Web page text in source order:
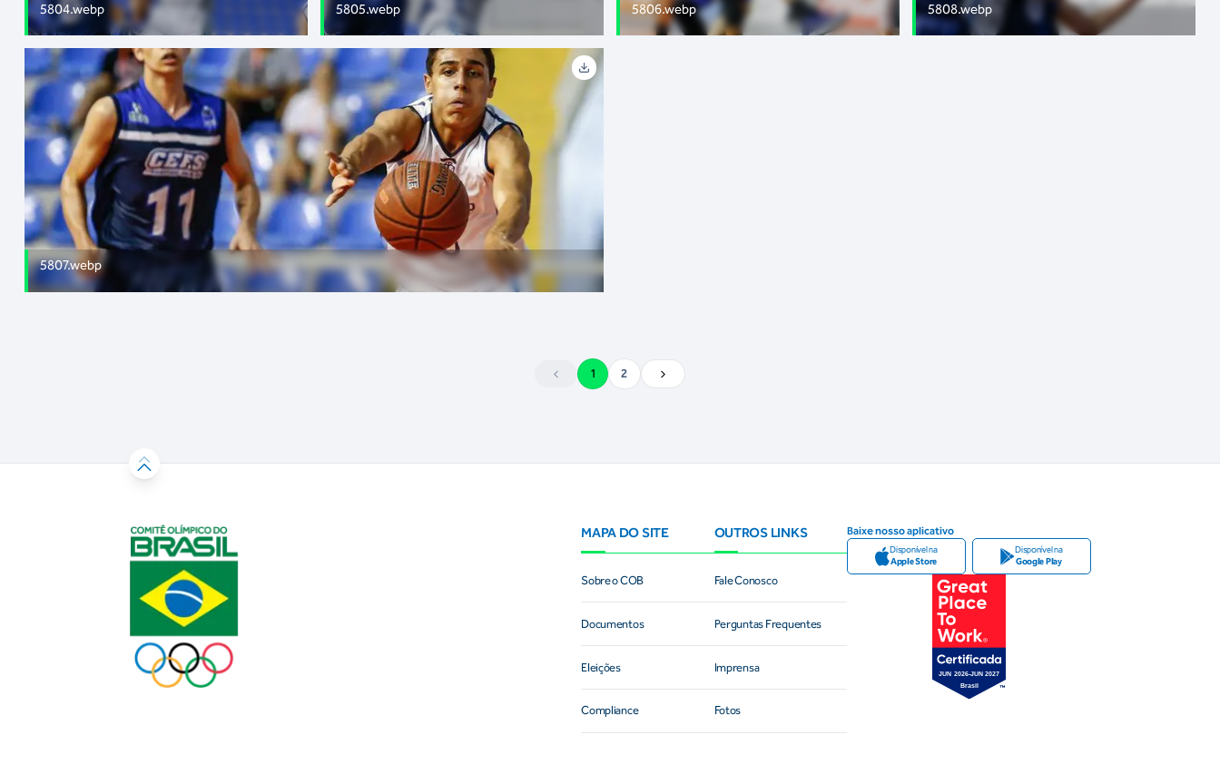
5804.webp 5805.webp 5806.webp
5807.webp
5808.webp
1 2
MAPA DO SITE
Sobre o COB
Documentos
Eleições
Compliance
OUTROS LINKS
Fale Conosco
Perguntas Frequentes
Imprensa
Fotos
Baixe nosso aplicativo
Disponível na
Apple Store
Disponível na
Google Play